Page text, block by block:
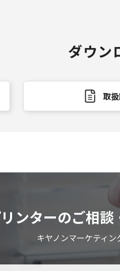
ダウン
取
ンターのご相
キヤノンマーケティ